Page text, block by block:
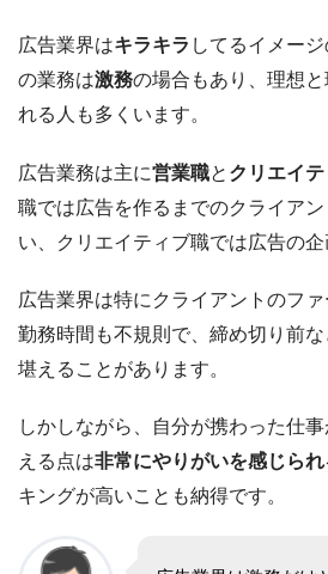
広告業界はキラキラ してるイメー
の業務は激務の場合もあり、理想
れる人も多くいます。
広告業務は主に営業職と クリエイ
職では広告を作るまでのクライア
い、クリエイティブ職では広告の企
広告業界は特にクライアントのファ
勤務時間も不規則で、締め切り前
堪えることがあります。
しかしながら、自分が携わった仕事
える点は非常にやりがいを感じられ
キングが高いことも納得です。